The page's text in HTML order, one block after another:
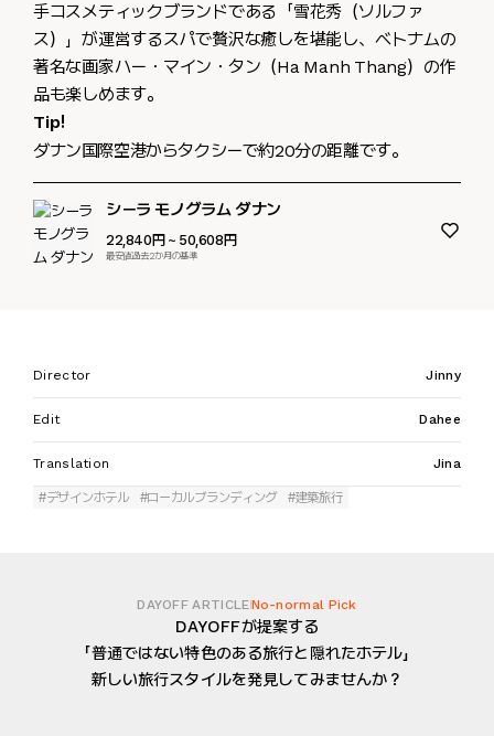
手コスメティックブランドである「雪花秀（ソルファ
ス）」が運営するスパで贅沢な癒しを堪能し、ベトナムの
著名な画家ハー・マイン・タン（Ha Manh Thang）の作
品も楽しめます。
Tip!
ダナン国際空港からタクシーで約20分の距離です。
シーラ モノグラム ダナン
22,840円~ 50,608円
最安値過去2か月の基準
Director Jinny
Edit Dahee
Translation Jina
#デザインホテル #ローカルブランディング #建築旅行
DAYOFF ARTICLENo-normal Pick
DAYOFFが提案する
「普通ではない特色のある旅行と隠れたホテル」
新しい旅行スタイルを発見してみませんか？